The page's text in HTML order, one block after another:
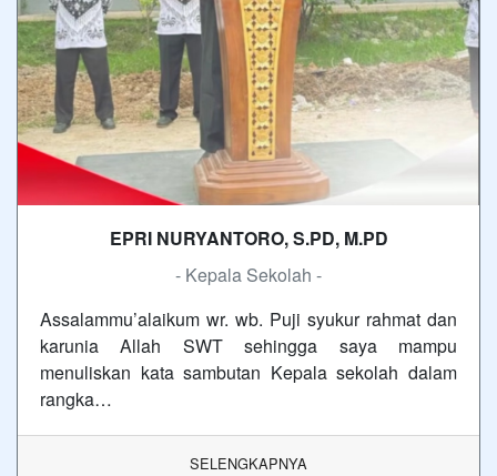
EPRI NURYANTORO, S.PD, M.PD
- Kepala Sekolah -
Assalammu’alaikum wr. wb. Puji syukur rahmat dan
karunia Allah SWT sehingga saya mampu
menuliskan kata sambutan Kepala sekolah dalam
rangka…
SELENGKAPNYA